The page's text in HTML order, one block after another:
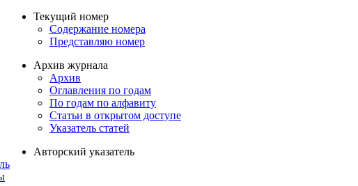
Текущий номер
Содержание номера
Представляю номер
Архив журнала
Архив
Оглавления по годам
По годам по алфавиту
Статьи в открытом доступе
Указатель статей
Авторский указатель